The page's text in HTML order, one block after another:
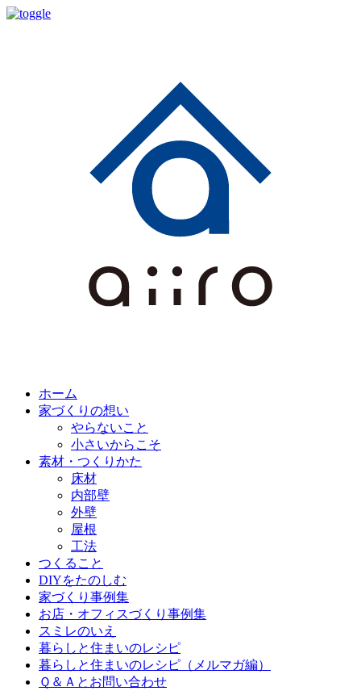
ホーム
家づくりの想い
やらないこと
小さいからこそ
素材・つくりかた
床材
内部壁
外壁
屋根
工法
つくること
DIYをたのしむ
家づくり事例集
お店・オフィスづくり事例集
スミレのいえ
暮らしと住まいのレシピ
暮らしと住まいのレシピ（メルマガ編）
Ｑ＆Ａとお問い合わせ